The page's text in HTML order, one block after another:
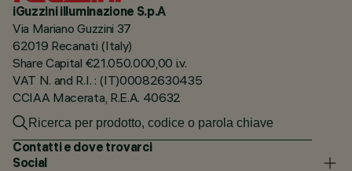
iGuzzini illuminazione S.p.A
Via Mariano Guzzini 37
62019 Recanati (Italy)
Share Capital €21.050.000,00 i.v.
VAT N. and R.I. : (IT)00082630435
CCIAA Macerata, R.E.A. 40632
Contatti e dove trovarci
Social